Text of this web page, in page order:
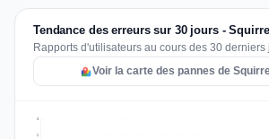
Tendance des erreurs sur 30 jours -
Rapports d'utilisateurs au cours des 30 derniers
Voir la carte des pannes de
2
3